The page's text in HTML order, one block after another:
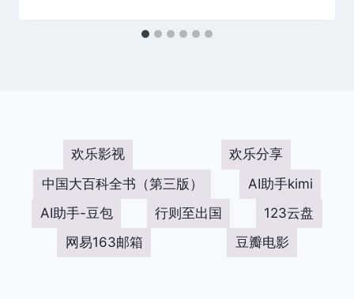
欢乐影视
欢乐分享
中国大百科全书（第三版）
AI助手kimi
AI助手-豆包
行则至出国
123云盘
网易163邮箱
豆瓣电影